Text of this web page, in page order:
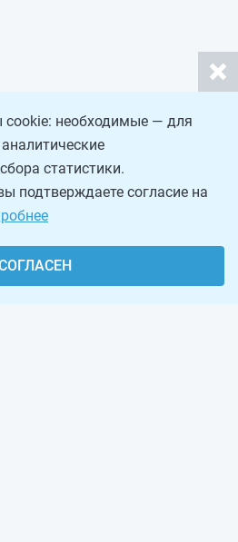
необходимые — для
статистики.
подтверждаете согласие на